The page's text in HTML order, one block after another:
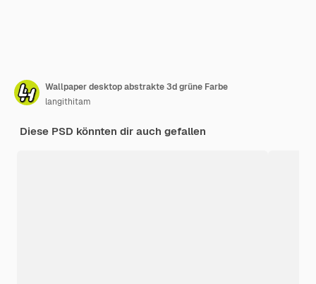
Wallpaper desktop abstrakte 3d grüne Farbe
langithitam
Diese PSD könnten dir auch gefallen